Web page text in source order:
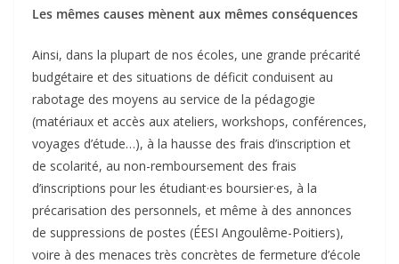
Les mêmes causes mènent aux mêmes conséquences
Ainsi, dans la plupart de nos écoles, une grande précarité
budgétaire et des situations de déficit conduisent au
rabotage des moyens au service de la pédagogie
(matériaux et accès aux ateliers, workshops, conférences,
voyages d’étude…), à la hausse des frais d’inscription et
de scolarité, au non-remboursement des frais
d’inscriptions pour les étudiant·es boursier·es, à la
précarisation des personnels, et même à des annonces
de suppressions de postes (ÉESI Angoulême-Poitiers),
voire à des menaces très concrètes de fermeture d’école